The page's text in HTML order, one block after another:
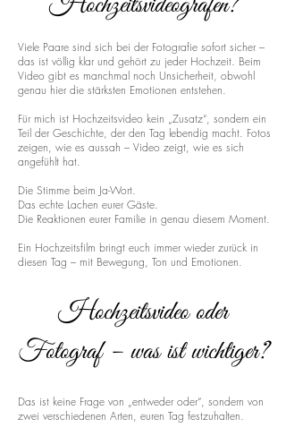
Viele Paare sind sich bei der Fotografie sofort sicher –
das ist völlig klar und gehört zu jeder Hochzeit. Beim
Video gibt es manchmal noch Unsicherheit, obwohl
genau hier die stärksten Emotionen entstehen.
Für mich ist Hochzeitsvideo kein „Zusatz“, sondern ein
Teil der Geschichte, der den Tag lebendig macht. Fotos
zeigen, wie es aussah – Video zeigt, wie es sich
angefühlt hat.
Die Stimme beim Ja-Wort.
Das echte Lachen eurer Gäste.
Die Reaktionen eurer Familie in genau diesem Moment.
Ein Hochzeitsfilm bringt euch immer wieder zurück in
diesen Tag – mit Bewegung, Ton und Emotionen.
Hochzeitsvideo oder
Fotograf – was ist wichtiger?
Das ist keine Frage von „entweder oder“, sondern von
zwei verschiedenen Arten, euren Tag festzuhalten.